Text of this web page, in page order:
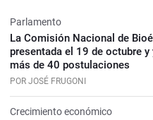
Parlamento
La Comisión Nacional de
presentada el 19 de octubre y
más de 40 postulaciones
POR JOSÉ FRUGONI
Crecimiento económico